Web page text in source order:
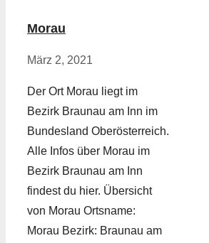
Morau
März 2, 2021
Der Ort Morau liegt im
Bezirk Braunau am Inn im
Bundesland Oberösterreich.
Alle Infos über Morau im
Bezirk Braunau am Inn
findest du hier. Übersicht
von Morau Ortsname:
Morau Bezirk: Braunau am